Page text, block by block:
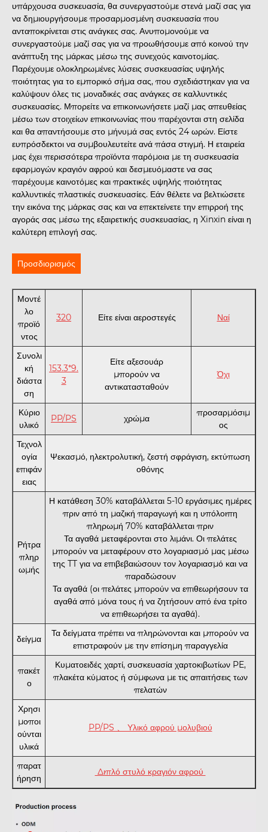
υπάρχουσα συσκευασία, θα συνεργαστούμε στενά μαζί σας για
να δημιουργήσουμε προσαρμοσμένη συσκευασία που
ανταποκρίνεται στις ανάγκες σας. Ανυπομονούμε να
συνεργαστούμε μαζί σας για να προωθήσουμε από κοινού την
ανάπτυξη της μάρκας μέσω της συνεχούς καινοτομίας.
Παρέχουμε ολοκληρωμένες λύσεις συσκευασίας υψηλής
ποιότητας για το εμπορικό σήμα σας, που σχεδιάστηκαν για να
καλύψουν όλες τις μοναδικές σας ανάγκες σε καλλυντικές
συσκευασίες. Μπορείτε να επικοινωνήσετε μαζί μας απευθείας
μέσω των στοιχείων επικοινωνίας που παρέχονται στη σελίδα
και θα απαντήσουμε στο μήνυμά σας εντός 24 ωρών. Είστε
ευπρόσδεκτοι να συμβουλευτείτε ανά πάσα στιγμή. Η εταιρεία
μας έχει περισσότερα προϊόντα παρόμοια με τη συσκευασία
εφαρμογών κραγιόν αφρού και δεσμευόμαστε να σας
παρέχουμε καινοτόμες και πρακτικές υψηλής ποιότητας
καλλυντικές πλαστικές συσκευασίες. Εάν θέλετε να βελτιώσετε
την εικόνα της μάρκας σας και να επεκτείνετε την επιρροή της
αγοράς σας μέσω της εξαιρετικής συσκευασίας, η Xinxin είναι η
καλύτερη επιλογή σας.
Προσδιορισμός
Μοντέ
λο
προϊό
ντος
320 Είτε είναι αεροστεγές Ναί
Συνολι
κή
διάστα
ση
153.3*9.
3
Είτε αξεσουάρ
μπορούν να
αντικατασταθούν
Όχι
Κύριο
υλικό
PP/PS χρώμα
προσαρμόσιμ
ος
Τεχνολ
ογία
επιφάν
ειας
Ψεκασμό, ηλεκτρολυτική, ζεστή σφράγιση, εκτύπωση
οθόνης
Ρήτρα
πληρ
ωμής
Η κατάθεση 30% καταβάλλεται 5-10 εργάσιμες ημέρες
πριν από τη μαζική παραγωγή και η υπόλοιπη
πληρωμή 70% καταβάλλεται πριν
Τα αγαθά μεταφέρονται στο λιμάνι. Οι πελάτες
μπορούν να μεταφέρουν στο λογαριασμό μας μέσω
της TT για να επιβεβαιώσουν τον λογαριασμό και να
παραδώσουν
Τα αγαθά (οι πελάτες μπορούν να επιθεωρήσουν τα
αγαθά από μόνα τους ή να ζητήσουν από ένα τρίτο
να επιθεωρήσει τα αγαθά).
δείγμα
Τα δείγματα πρέπει να πληρώνονται και μπορούν να
επιστραφούν με την επίσημη παραγγελία
πακέτ
ο
Κυματοειδές χαρτί, συσκευασία χαρτοκιβωτίων PE,
πλακέτα κύματος ή σύμφωνα με τις απαιτήσεις των
πελατών
Χρησι
μοποι
ούνται
υλικά
PP/PS 、 Υλικό αφρού μολυβιού
παρατ
ήρηση
Διπλό στυλό κραγιόν αφρού